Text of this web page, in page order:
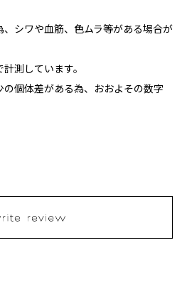
、シワや血筋、色ムラ等がある場合が
測しています。
個体差がある為、おおよその数字